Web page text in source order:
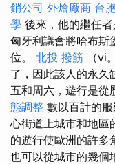
銷公司 外燴廠商 台
學 後來，他的繼任
匈牙利議會將哈布斯
位。 北投 撥筋 （vi
了，因此該人的永久
五和周六，遊行是從
態調整 數以百計的
心街道上城市和地區
的遊行使歐洲的許多
也可以從城市的幾個